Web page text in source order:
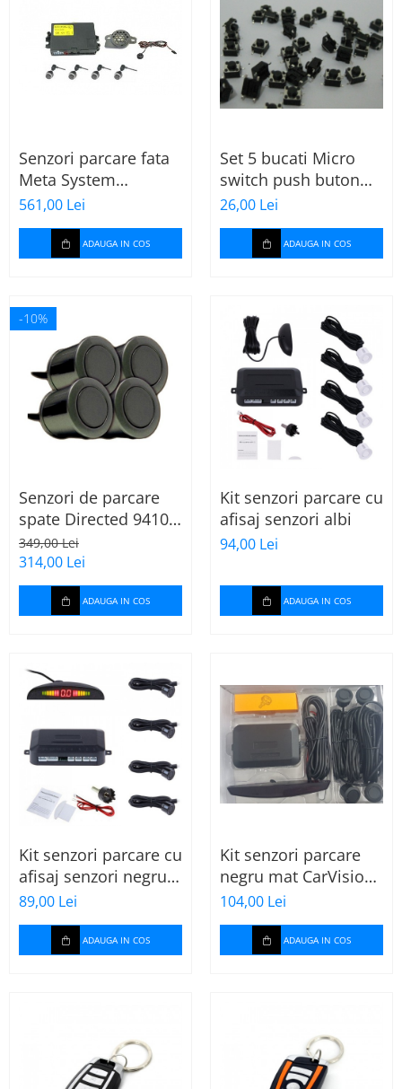
Senzori parcare fata
Meta System
ActivPark ISH
561,00 Lei
ADAUGA IN COS
Set 5 bucati Micro
switch push buton
SMD 4pini 6x6x5 mm
26,00 Lei
ADAUGA IN COS
-10%
Senzori de parcare
spate Directed 9410F
CU BUZZER
349,00 Lei
314,00 Lei
ADAUGA IN COS
Kit senzori parcare cu
afisaj senzori albi
94,00 Lei
ADAUGA IN COS
Kit senzori parcare cu
afisaj senzori negru
lucios
89,00 Lei
ADAUGA IN COS
Kit senzori parcare
negru mat CarVision
SP001
104,00 Lei
ADAUGA IN COS